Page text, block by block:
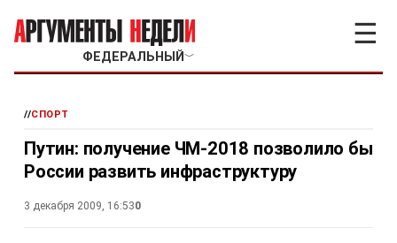
ФЕДЕРАЛЬНЫЙ ﹀
☰
//СПОРТ
Путин: получение ЧМ-2018 позволило бы
России развить инфраструктуру
3 декабря 2009, 16:530